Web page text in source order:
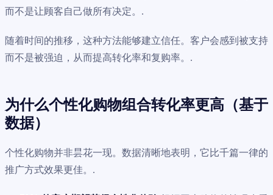
而不是让顾客自己做所有决定。.
随着时间的推移，这种方法能够建立信任。客户会感到被支持
而不是被强迫，从而提高转化率和复购率。.
为什么个性化购物组合转化率更高（基于
数据）
个性化购物并非昙花一现。数据清晰地表明，它比千篇一律的
推广方式效果更佳。.